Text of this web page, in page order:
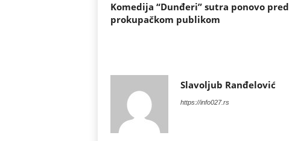
Komedija “Dunđeri” sutra ponovo pred
prokupačkom publikom
Slavoljub Ranđelović
https://info027.rs